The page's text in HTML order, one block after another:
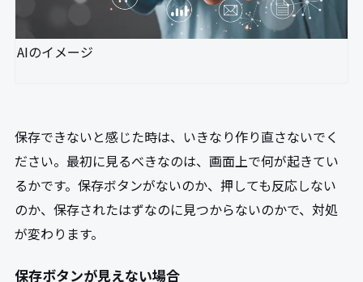
AIのイメージ
保存できないと感じた時は、いきなり作り直さないでく
ださい。最初に見るべきなのは、画面上で何が起きてい
るかです。保存ボタンがないのか、押しても反応しない
のか、保存されたはずなのに見つからないのかで、対処
が変わります。
保存ボタンが見えない場合